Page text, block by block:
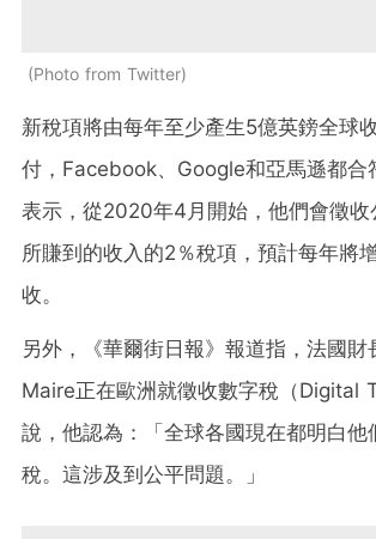
Photo from Twitter
新稅項將由每年至少產生5億英鎊全球
付，Facebook、Google和亞馬遜都合
表示，從2020年4月開始，他們會徵收
所賺到的收入的2％稅項，預計每年將
收。
另外，《華爾街日報》報道指，法國
Maire正在歐洲就徵收數字稅（Digital
說，他認為：「全球各國現在都明白他
稅。這涉及到公平問題。」